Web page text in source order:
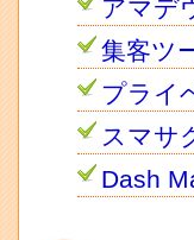
アマデ
集客ツ
プライ
スマサ
Dash